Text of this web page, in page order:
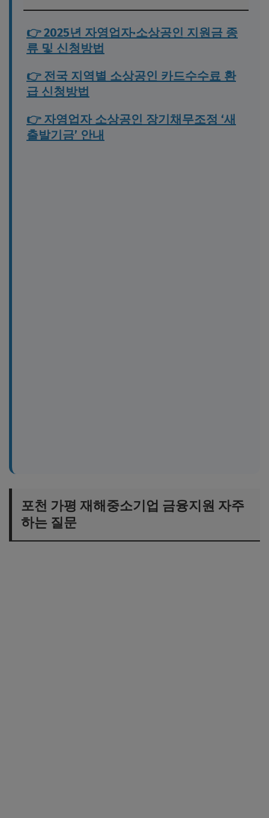
👉 2025년 자영업자·소상공인 지원금 종
류 및 신청방법
👉 전국 지역별 소상공인 카드수수료 환
급 신청방법
👉 자영업자 소상공인 장기채무조정 ‘새
출발기금’ 안내
포천 가평 재해중소기업 금융지원 자주
하는 질문